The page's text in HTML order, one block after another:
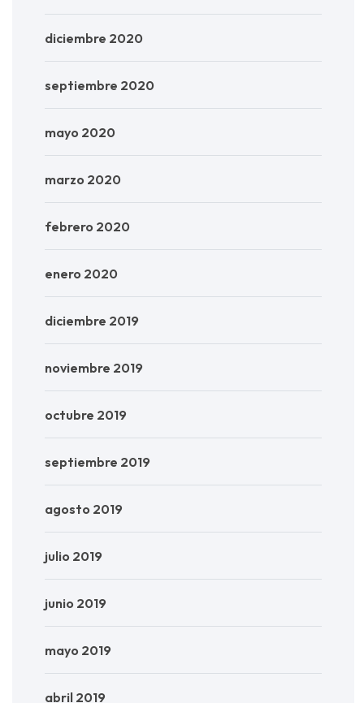
diciembre 2020
septiembre 2020
mayo 2020
marzo 2020
febrero 2020
enero 2020
diciembre 2019
noviembre 2019
octubre 2019
septiembre 2019
agosto 2019
julio 2019
junio 2019
mayo 2019
abril 2019